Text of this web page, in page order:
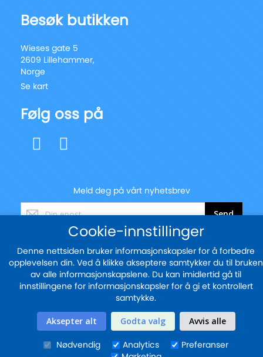
Besøk butikken
Wieses gate 5
2609 Lillehammer,
Norge
Se kart
Følg oss på
Meld deg på vårt nyhetsbrev
Registrer
nyhetsbrev:
Send
© 2025 - blekkskriveren.no
Sikker betaling med
Cookie-innstillinger
Denne nettsiden bruker informasjonskapsler for å forbedre
opplevelsen din. Ved å klikke akseptere samtykker du til bruken
av alle informasjonskapslene. Du kan imidlertid gå til
innstillingene for informasjonskapsler for å gi et kontrollert
samtykke.
Aksepter alt Godta valg Avvis alle
Nødvendig Analytics
Preferanser